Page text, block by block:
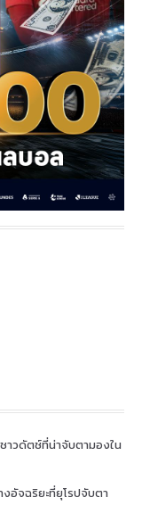
าวดัตช์ที่น่าจับตามองใน
อัจฉริยะที่ยุโรปจับตา